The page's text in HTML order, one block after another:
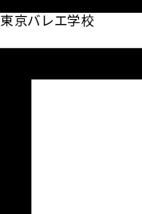
東京バレエ学校